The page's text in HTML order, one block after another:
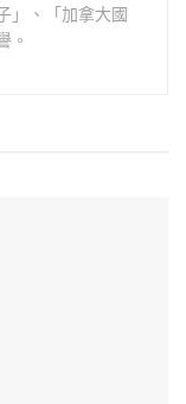
」、「加拿大國
。